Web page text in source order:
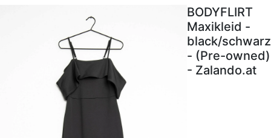
BODYFLIRT
Maxikleid -
black/schwarz
- (Pre-owned)
- Zalando.at